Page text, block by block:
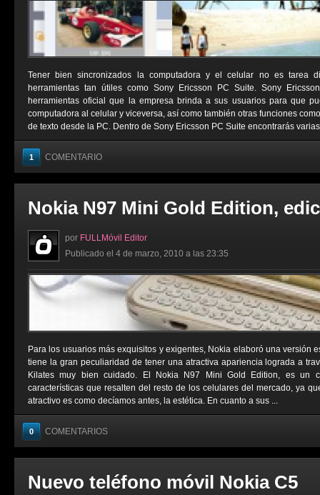
Tener bien sincronizados la computadora y el celular no es tarea
herramientas tan útiles como Sony Ericsson PC Suite. Sony
herramientas oficial que la empresa brinda a sus usuarios para que
computadora al celular y viceversa, así como también otras funciones
de texto desde la PC. Dentro de Sony Ericsson PC Suite encontrarás
1 COMENTARIO
Nokia N97 Mini Gold Edition,
por FULLMóvil Editor
Publicado el 4 de marzo, 2010 a las 23:35
Para los usuarios más exquisitos y exigentes, Nokia elaboró una versión
tiene la gran peculiaridad de tener una atractiva apariencia lograda a
Kilates muy bien cuidado. El Nokia N97 Mini Gold Edition, es un
características que resalten del resto de los celulares del mercado, ya
atractivo es como decíamos antes, la estética. En cuanto a sus ...
0 COMENTARIOS
Nuevo teléfono móvil Nokia C5